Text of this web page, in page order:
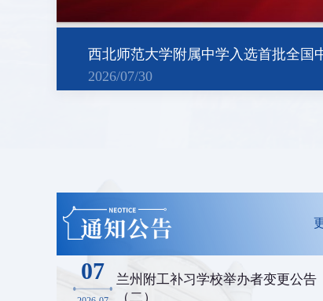
西北师范大学附属中学入选首批全国
2026/07/30
07
兰州附工补习学校举办者变更公告
（二）